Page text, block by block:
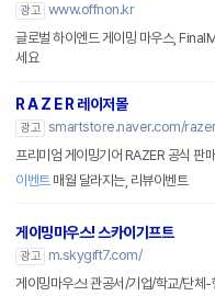
광고 www.offnon.kr
글로벌 하이엔드 게이밍 마우스,
세요
R A Z E R 레이저몰
광고 smartstore.naver.com/
프리미엄 게이밍기어 RAZER 공식 판
이벤트매월 달라지는, 리뷰이벤트
게이밍마우스! 스카이기프트
광고
m.skygift7.com/
게이밍마우스! 관공서/기업/학교/단체-